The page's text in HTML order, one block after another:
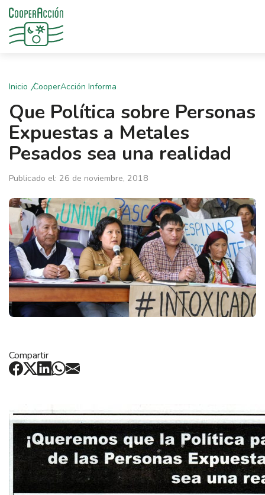
Inicio CooperAcción Informa
Que Política sobre Personas
Expuestas a Metales
Pesados sea una realidad
Publicado el: 26 de noviembre, 2018
Compartir